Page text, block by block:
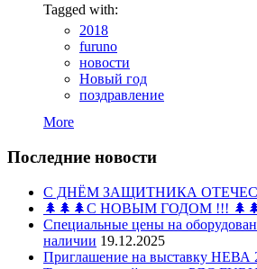
Tagged with:
2018
furuno
новости
Новый год
поздравление
More
Последние новости
С ДНЁМ ЗАЩИТНИКА
🌲🌲🌲С НОВЫМ ГОДОМ !!!
Специальные цены на
наличии 19.12.2025
Приглашение на выставку НЕВА